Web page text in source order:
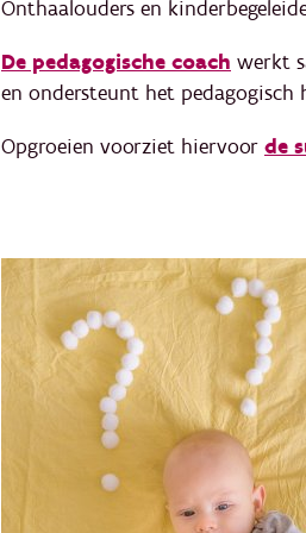
Onthaalouders en
De pedagogische coach werkt
en ondersteunt het pedagogisch
Opgroeien voorziet hiervoor de